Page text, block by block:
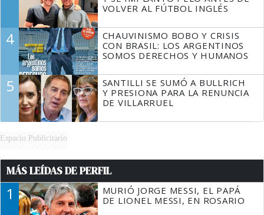
VOLVER AL FÚTBOL INGLÉS
4
CHAUVINISMO BOBO Y CRISIS
CON BRASIL: LOS ARGENTINOS
SOMOS DERECHOS Y HUMANOS
5
SANTILLI SE SUMÓ A BULLRICH
Y PRESIONA PARA LA RENUNCIA
DE VILLARRUEL
Espacio Publicitario
MÁS LEÍDAS DE PERFIL
1
MURIÓ JORGE MESSI, EL PAPÁ
DE LIONEL MESSI, EN ROSARIO